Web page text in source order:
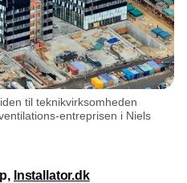
til teknikvirksomheden
entreprisen i Niels
Installator.dk